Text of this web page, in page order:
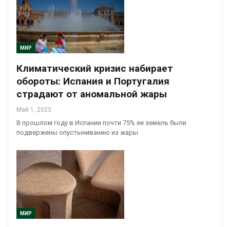
МИР
Климатический кризис набирает
обороты: Испания и Португалия
страдают от аномальной жары
Май 1, 2023
В прошлом году в Испании почти 75% ее земель были
подвержены опустыниванию из жары
МИР